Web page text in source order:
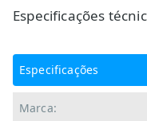
Especificações
Especificações
Marca: